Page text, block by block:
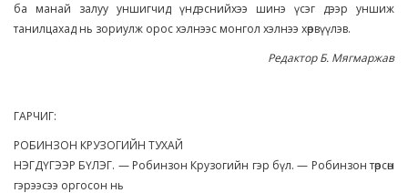
ба манай залуу уншигчид үндэснийхээ шинэ үсэг дээр уншиж
танилцахад нь зориулж орос хэлнээс монгол хэлнээ хөрвүүлэв.
Редактор Б. Мягмаржав
ГАРЧИГ:
РОБИНЗОН КРУЗОГИЙН ТУХАЙ
НЭГДҮГЭЭР БҮЛЭГ. — Робинзон Крузогийн гэр бүл. — Робинзон төрсөн
гэрээсээ оргосон нь